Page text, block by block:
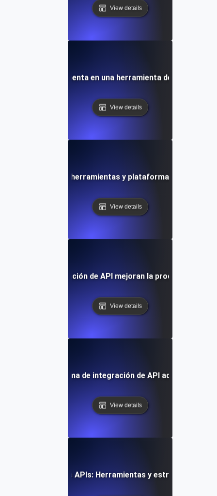
View details
a tener en cuenta en una herramienta de integración
View details
futuras en herramientas y plataformas de
View details
de integración de API mejoran la productividad
View details
elegir la plataforma de integración de API adecuada
View details
múltiples APIs: Herramientas y estrategias para